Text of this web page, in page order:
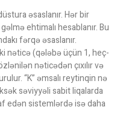
əsaslanır. Hər bir
ehtimalı hesablanır. Bu
fərqə əsaslanır.
nəticə (qələbə üçün 1, heç-
nəticədən çıxılır və
“K” əmsalı reytinqin nə
səviyyəli sabit liqalarda
edən sistemlərdə isə daha